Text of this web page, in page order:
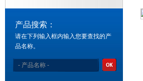
产品搜索：
请在下列输入框内输入您要查找的产
品名称。